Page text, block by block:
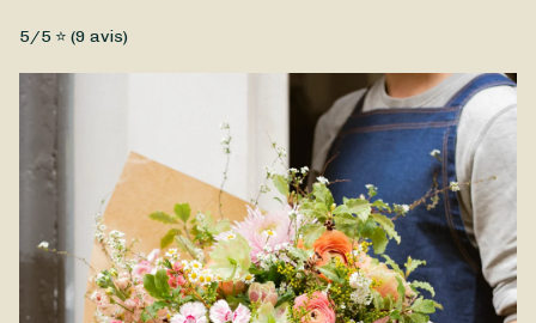
Pour ce jour si spécial, Fanfan Fleurs a réalisé un superbe
Bouquet Fête des Mères, afin de dire à votre Maman à quel
point vous l'aimez. Composé de fleurs de saison, votre Bouquet
Fête des Mères est disponible à la livraison à Paris et dans
ses environs.
5/5 ⭐ (9 avis)